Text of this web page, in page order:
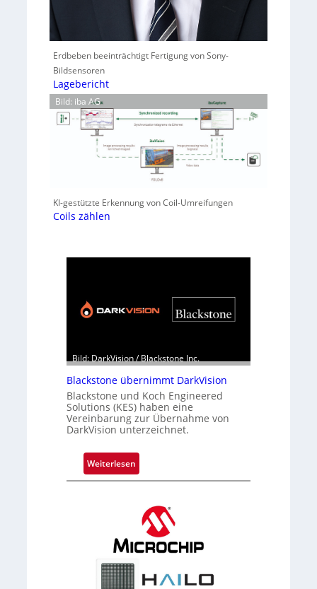
Erdbeben beeinträchtigt Fertigung von Sony-
Bildsensoren
Lagebericht
Bild: iba AG
KI-gestützte Erkennung von Coil-Umreifungen
Coils zählen
Bild: DarkVision / Blackstone Inc.
Blackstone übernimmt DarkVision
Blackstone und Koch Engineered
Solutions (KES) haben eine
Vereinbarung zur Übernahme von
DarkVision unterzeichnet.
Weiterlesen
B
s